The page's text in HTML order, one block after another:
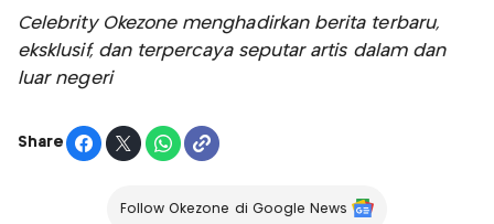
Celebrity Okezone menghadirkan berita terbaru,
eksklusif, dan terpercaya seputar artis dalam dan
luar negeri
Share
Follow Okezone di Google News